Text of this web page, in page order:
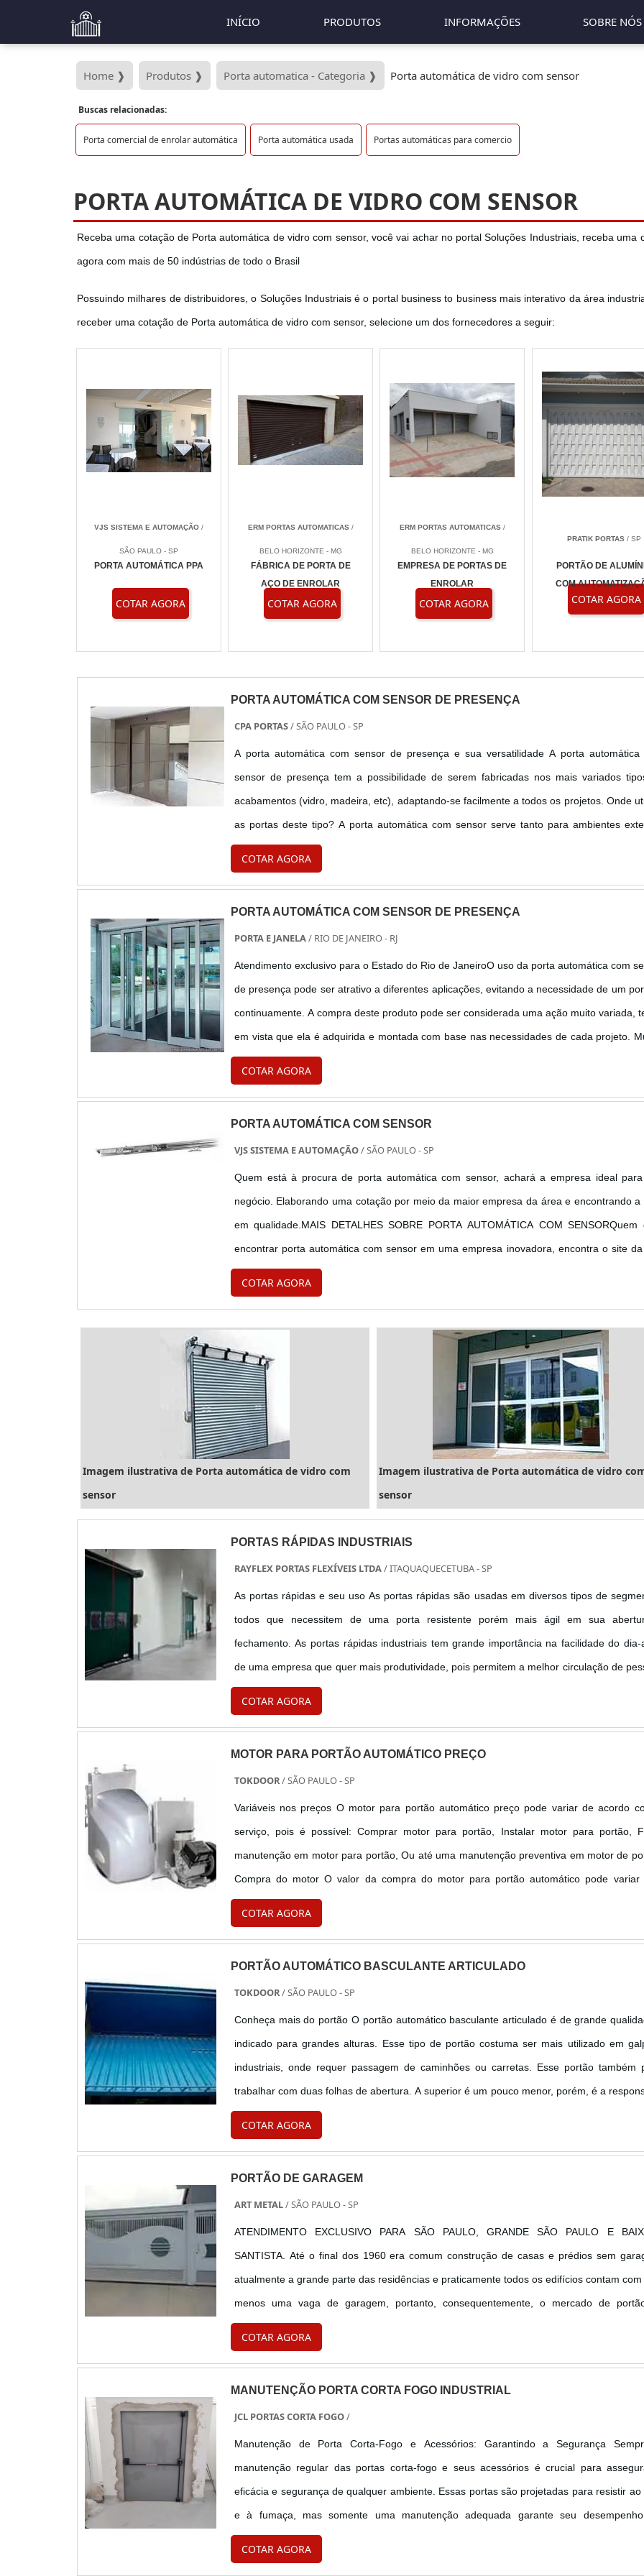
INÍCIO PRODUTOS INFORMAÇÕES SOBRE NÓS
Home ❱ Produtos ❱ Porta automatica - Categoria ❱ Porta automática de vidro com sensor
Buscas relacionadas:
Porta comercial de enrolar automática Porta automática usada Portas automáticas para comercio
PORTA AUTOMÁTICA DE VIDRO COM SENSOR
Receba uma cotação de Porta automática de vidro com sensor, você vai achar no portal Soluções Industriais, receba uma
agora com mais de 50 indústrias de todo o Brasil
Possuindo milhares de distribuidores, o Soluções Industriais é o portal business to business mais interativo da área
receber uma cotação de Porta automática de vidro com sensor, selecione um dos fornecedores a seguir:
VJS SISTEMA E AUTOMAÇÃO /
SÃO PAULO - SP
PORTA AUTOMÁTICA PPA
COTAR AGORA
ERM PORTAS AUTOMATICAS/
BELO HORIZONTE - MG
FÁBRICA DE PORTA DE
AÇO DE ENROLAR
COTAR AGORA
ERM PORTAS AUTOMATICAS/
BELO HORIZONTE - MG
EMPRESA DE PORTAS DE
ENROLAR
COTAR AGORA
PRATIK PORTAS / SP
PORTÃO DE
COM
COTAR AGORA
PORTA AUTOMÁTICA COM SENSOR DE PRESENÇA
CPA PORTAS/ SÃO PAULO - SP
A porta automática com sensor de presença e sua versatilidade A porta automática
sensor de presença tem a possibilidade de serem fabricadas nos mais variados
acabamentos (vidro, madeira, etc), adaptando-se facilmente a todos os projetos. Onde
as portas deste tipo? A porta automática com sensor serve tanto para ambientes
como ambientes internos. A porta automática com sensor é bastante utilizada em
inter...
COTAR AGORA
PORTA AUTOMÁTICA COM SENSOR DE PRESENÇA
PORTA E JANELA/ RIO DE JANEIRO - RJ
Atendimento exclusivo para o Estado do Rio de JaneiroO uso da porta automática com
de presença pode ser atrativo a diferentes aplicações, evitando a necessidade de um
continuamente. A compra deste produto pode ser considerada uma ação muito variada,
em vista que ela é adquirida e montada com base nas necessidades de cada projeto.
benefícios podem ser relacionados ao uso dessa tecnologia, podendo ter como des...
COTAR AGORA
PORTA AUTOMÁTICA COM SENSOR
VJS SISTEMA E AUTOMAÇÃO/ SÃO PAULO - SP
Quem está à procura de porta automática com sensor, achará a empresa ideal
negócio. Elaborando uma cotação por meio da maior empresa da área e encontrando a
em qualidade.MAIS DETALHES SOBRE PORTA AUTOMÁTICA COM SENSORQuem
encontrar porta automática com sensor em uma empresa inovadora, encontra o site da
Sistema e Automação. É possível encontrar porta pivotante social e totem expedidor de
disponibilizando ...
COTAR AGORA
Imagem ilustrativa de Porta automática de vidro com
sensor
Imagem ilustrativa de Porta automática de vidro
sensor
PORTAS RÁPIDAS INDUSTRIAIS
RAYFLEX PORTAS FLEXÍVEIS LTDA/ ITAQUAQUECETUBA - SP
As portas rápidas e seu uso As portas rápidas são usadas em diversos tipos de
todos que necessitem de uma porta resistente porém mais ágil em sua
fechamento. As portas rápidas industriais tem grande importância na facilidade do dia-
de uma empresa que quer mais produtividade, pois permitem a melhor circulação de
e objetos. O material usado na fabricação desta porta é o PVC, um plástico que
resisten....
COTAR AGORA
MOTOR PARA PORTÃO AUTOMÁTICO PREÇO
TOKDOOR/ SÃO PAULO - SP
Variáveis nos preços O motor para portão automático preço pode variar de acordo
serviço, pois é possível: Comprar motor para portão, Instalar motor para portão,
manutenção em motor para portão, Ou até uma manutenção preventiva em motor de
Compra do motor O valor da compra do motor para portão automático pode variar
principal motivo disso ocorrer, é em relação à qualidade do equipamento. Muitas
COTAR AGORA
PORTÃO AUTOMÁTICO BASCULANTE ARTICULADO
TOKDOOR/ SÃO PAULO - SP
Conheça mais do portão O portão automático basculante articulado é de grande
indicado para grandes alturas. Esse tipo de portão costuma ser mais utilizado em
industriais, onde requer passagem de caminhões ou carretas. Esse portão também
trabalhar com duas folhas de abertura. A superior é um pouco menor, porém, é a
pela articulação da maior. Embora o portão basculante automático seja articulado, ele
....
COTAR AGORA
PORTÃO DE GARAGEM
ART METAL/ SÃO PAULO - SP
ATENDIMENTO EXCLUSIVO PARA SÃO PAULO, GRANDE SÃO PAULO E
SANTISTA. Até o final dos 1960 era comum construção de casas e prédios sem
atualmente a grande parte das residências e praticamente todos os edifícios contam com
menos uma vaga de garagem, portanto, consequentemente, o mercado de
garagem não para de crescer. O portão de garagem pode ser fabricado em
materiais, tais como portão de madeira, por....
COTAR AGORA
MANUTENÇÃO PORTA CORTA FOGO INDUSTRIAL
JCL PORTAS CORTA FOGO/
Manutenção de Porta Corta-Fogo e Acessórios: Garantindo a Segurança Sempre
manutenção regular das portas corta-fogo e seus acessórios é crucial para
eficácia e segurança de qualquer ambiente. Essas portas são projetadas para resistir ao
e à fumaça, mas somente uma manutenção adequada garante seu desempenho
situações críticas. Contamos com uma equipe especializada que realiza inspeções
seguindo rigorosamente as normas técnicas, como a NBR 11785, para assegurar que
COTAR AGORA